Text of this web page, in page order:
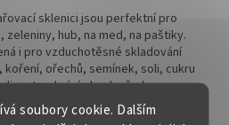
soubory cookie. Dalším
sklenici jsou perfektní pro
hub, na med, na paštiky.
i pro vzduchotěsné skladování
ořechů, semínek, soli, cukru
a chrání obsah před
nežádoucími vlivy.